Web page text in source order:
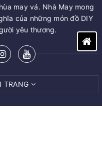
may vá. Nhà May mong
của những món đồ DIY
yêu thương.
TRANG